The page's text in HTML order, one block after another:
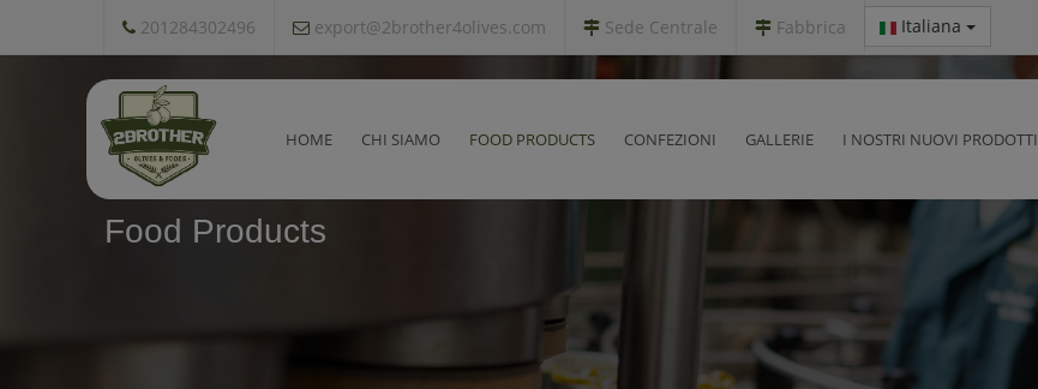
201284302496 export@2brother4olives.com Sede Centrale Fabbrica Italiana
HOME CHI SIAMO FOOD PRODUCTS CONFEZIONI GALLERIE I NOSTRI NUOVI PRODOTTI
Food Products